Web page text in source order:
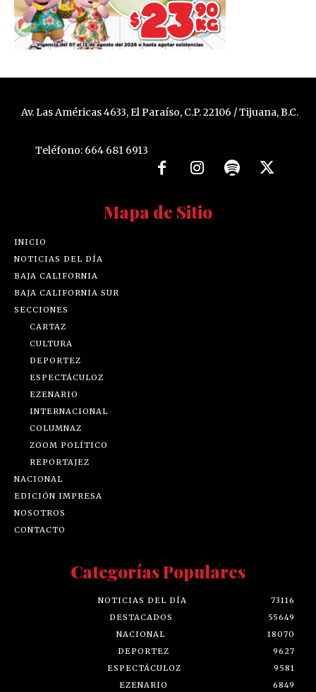
Av. Las Américas 4633, El Paraíso, C.P. 22106 / Tijuana, B.C.
Teléfono: 664 681 6913
Mapa de Sitio
INICIO
NOTICIAS DEL DÍA
BAJA CALIFORNIA
BAJA CALIFORNIA SUR
SECCIONES
CARTAZ
CULTURA
DEPORTEZ
ESPECTÁCULOZ
EZENARIO
INTERNACIONAL
COLUMNAZ
ZOOM POLÍTICO
REPORTAJEZ
NACIONAL
EDICIÓN IMPRESA
NOSOTROS
CONTACTO
Categorías Populares
NOTICIAS DEL DÍA
73116
DESTACADOS
55649
NACIONAL
18070
DEPORTEZ
9627
ESPECTÁCULOZ
9581
EZENARIO
6849